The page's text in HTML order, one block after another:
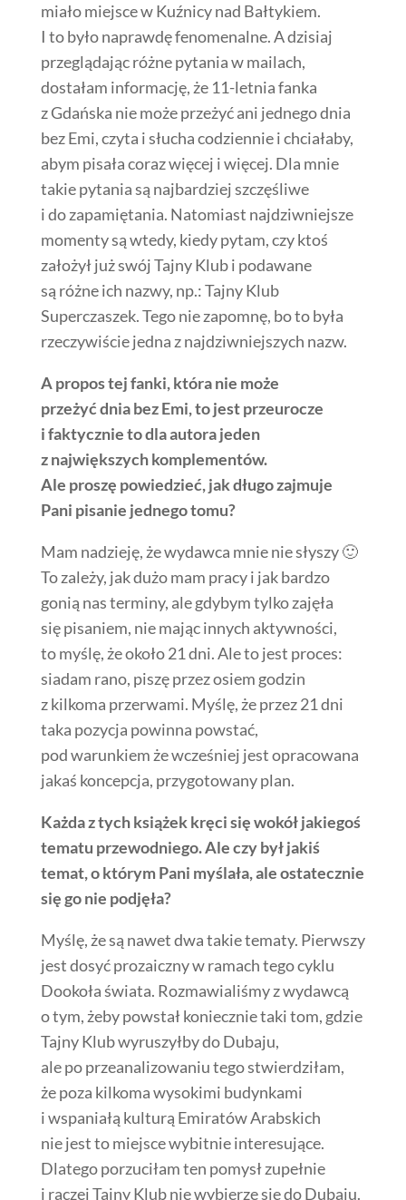
miało miejsce w Kuźnicy nad Bałtykiem.
I to było naprawdę fenomenalne. A dzisiaj
przeglądając różne pytania w mailach,
dostałam informację, że 11-letnia fanka
z Gdańska nie może przeżyć ani jednego dnia
bez Emi, czyta i słucha codziennie i chciałaby,
abym pisała coraz więcej i więcej. Dla mnie
takie pytania są najbardziej szczęśliwe
i do zapamiętania. Natomiast najdziwniejsze
momenty są wtedy, kiedy pytam, czy ktoś
założył już swój Tajny Klub i podawane
są różne ich nazwy, np.: Tajny Klub
Superczaszek. Tego nie zapomnę, bo to była
rzeczywiście jedna z najdziwniejszych nazw.
A propos tej fanki, która nie może
przeżyć dnia bez Emi, to jest przeurocze
i faktycznie to dla autora jeden
z największych komplementów.
Ale proszę powiedzieć, jak długo zajmuje
Pani pisanie jednego tomu?
Mam nadzieję, że wydawca mnie nie słyszy 🙂
To zależy, jak dużo mam pracy i jak bardzo
gonią nas terminy, ale gdybym tylko zajęła
się pisaniem, nie mając innych aktywności,
to myślę, że około 21 dni. Ale to jest proces:
siadam rano, piszę przez osiem godzin
z kilkoma przerwami. Myślę, że przez 21 dni
taka pozycja powinna powstać,
pod warunkiem że wcześniej jest opracowana
jakaś koncepcja, przygotowany plan.
Każda z tych książek kręci się wokół jakiegoś
tematu przewodniego. Ale czy był jakiś
temat, o którym Pani myślała, ale ostatecznie
się go nie podjęła?
Myślę, że są nawet dwa takie tematy. Pierwszy
jest dosyć prozaiczny w ramach tego cyklu
Dookoła świata. Rozmawialiśmy z wydawcą
o tym, żeby powstał koniecznie taki tom, gdzie
Tajny Klub wyruszyłby do Dubaju,
ale po przeanalizowaniu tego stwierdziłam,
że poza kilkoma wysokimi budynkami
i wspaniałą kulturą Emiratów Arabskich
nie jest to miejsce wybitnie interesujące.
Dlatego porzuciłam ten pomysł zupełnie
i raczej Tajny Klub nie wybierze się do Dubaju.